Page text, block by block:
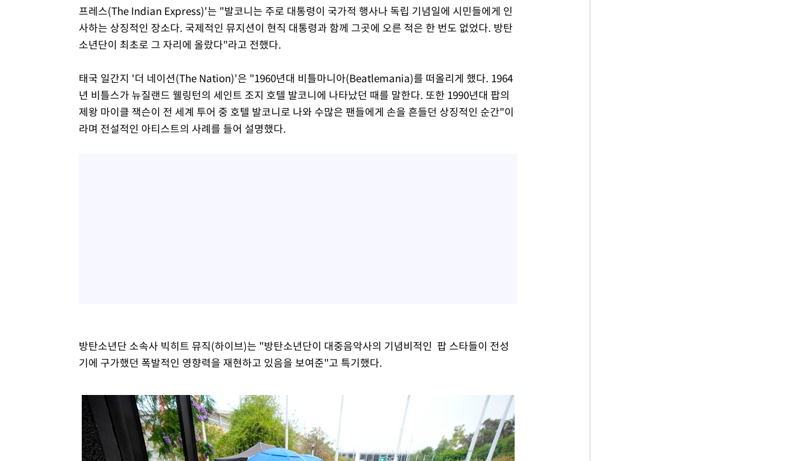
프레스(The Indian Express)'는 "발코니는 주로 대통령이 국가적 행사나 독립 기념일에 시민들에게 인
사하는 상징적인 장소다. 국제적인 뮤지션이 현직 대통령과 함께 그곳에 오른 적은 한 번도 없었다. 방탄
소년단이 최초로 그 자리에 올랐다"라고 전했다.
태국 일간지 '더 네이션(The Nation)'은 "1960년대 비틀마니아(Beatlemania)를 떠올리게 했다. 1964
년 비틀스가 뉴질랜드 웰링턴의 세인트 조지 호텔 발코니에 나타났던 때를 말한다. 또한 1990년대 팝의
제왕 마이클 잭슨이 전 세계 투어 중 호텔 발코니로 나와 수많은 팬들에게 손을 흔들던 상징적인 순간"이
라며 전설적인 아티스트의 사례를 들어 설명했다.
방탄소년단 소속사 빅히트 뮤직(하이브)는 "방탄소년단이 대중음악사의 기념비적인 팝 스타들이 전성
기에 구가했던 폭발적인 영향력을 재현하고 있음을 보여준"고 특기했다.